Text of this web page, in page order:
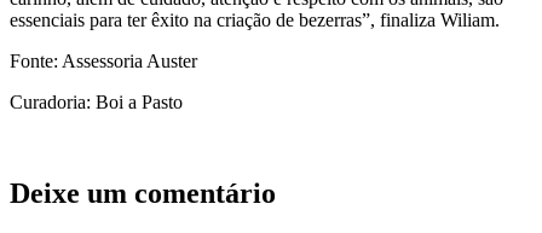
essenciais para ter êxito na criação de bezerras”, finaliza Wiliam.
Fonte: Assessoria Auster
Curadoria: Boi a Pasto
Deixe um comentário